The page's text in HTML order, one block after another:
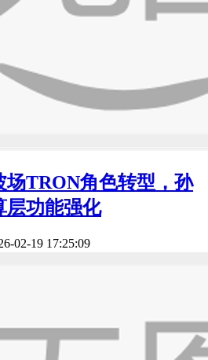
场TRON角色转型，孙
层功能强化
02-19 17:25:09